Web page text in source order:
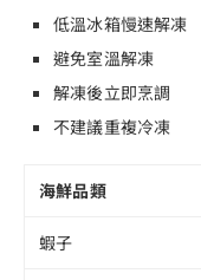
低溫冰箱慢速解凍
避免室溫解凍
解凍後立即烹調
不建議重複冷凍
海鮮品類
蝦子